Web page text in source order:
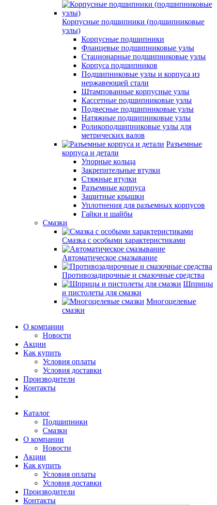
Корпусные подшипники (подшипниковые
узлы)
Корпусные подшипники
Фланцевые подшипниковые узлы
Стационарные подшипниковые узлы
Корпуса подшипников
Подшипниковые узлы и корпуса из
нержавеющей стали
Штампованные корпусные узлы
Кассетные подшипниковые узлы
Подвесные подшипниковые узлы
Натяжные подшипниковые узлы
Роликоподшипниковые узлы для
метрических валов
Разъемные
корпуса и детали
Упорные кольца
Закрепительные втулки
Стяжные втулки
Разъемные корпуса
Защитные крышки
Уплотнения для разъемных корпусов
Гайки и шайбы
Смазки
Смазка с особыми характеристиками
Автоматическое смазывание
Противозадирочные и смазочные средства
Шприцы
и пистолеты для смазки
Многоцелевые
смазки
О компании
Новости
Акции
Как купить
Условия оплаты
Условия доставки
Производители
Контакты
Каталог
Подшипники
Смазки
О компании
Новости
Акции
Как купить
Условия оплаты
Условия доставки
Производители
Контакты